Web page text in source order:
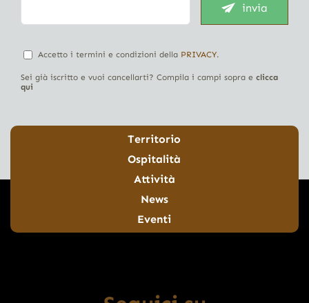
invia
Accetto i termini e condizioni della PRIVACY.
Sei già iscritto e vuoi cancellarti? Compila i campi sopra e clicca
qui
Territorio
Ospitalità
Attività
News
Eventi